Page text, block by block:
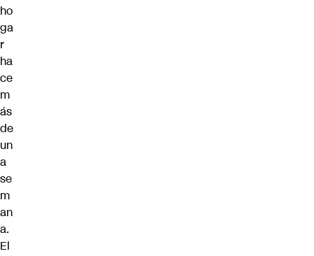
ho
ga
r
ha
ce
m
ás
de
un
a
se
m
an
a.
El